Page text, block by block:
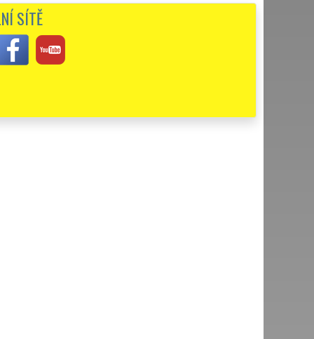
Again thank for your services.
SÍTĚ